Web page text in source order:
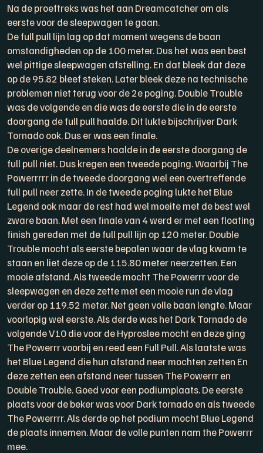
Na de proeftreks was het aan Dreamcatcher om als
eerste voor de sleepwagen te gaan.
De full pull lijn lag op dat moment wegens de baan
omstandigheden op de 100 meter. Dus het was een best
wel pittige sleepwagen afstelling. En dat bleek dat deze
op de 95.82 bleef steken. Later bleek deze na technische
problemen niet terug voor de 2e poging. Double Trouble
was de volgende en die was de eerste die in de eerste
doorgang de full pull haalde. Dit lukte bijschrijver Dark
Tornado ook. Dus er was een finale.
De overige deelnemers haalde in de eerste doorgang de
full pull niet. Dus kregen een tweede poging. Waarbij The
Powerrrrr in de tweede doorgang wel een overtreffende
full pull neer zette. In de tweede poging lukte het Blue
Legend ook maar de rest had wel moeite met de best wel
zware baan. Met een finale van 4 werd er met een floating
finish gereden met de full pull lijn op 120 meter. Double
Trouble mocht als eerste bepalen waar de vlag kwam te
staan en liet deze op de 115.80 meter neerzetten. Een
mooie afstand. Als tweede mocht The Powerrr voor de
sleepwagen en deze zette met een mooie run de vlag
verder op 119.52 meter. Net geen volle baan lengte. Maar
voorlopig wel eerste. Als derde was het Dark Tornado de
volgende V10 die voor de Hyproslee mocht en deze ging
The Powerrr voorbij en reed een Full Pull. Als laatste was
het Blue Legend die hun afstand neer mochten zetten En
deze zetten een afstand neer tussen The Powerrr en
Double Trouble. Goed voor een podiumplaats. De eerste
plaats voor de beker was voor Dark tornado en als tweede
The Powerrrr. Als derde op het podium mocht Blue Legend
de plaats innemen. Maar de volle punten nam the Powerrr
mee.